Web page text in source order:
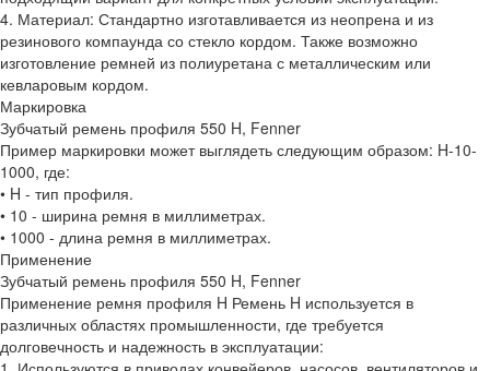
4. Материал: Стандартно изготавливается из неопрена и из
резинового компаунда со стекло кордом. Также возможно
изготовление ремней из полиуретана с металлическим или
кевларовым кордом.
Маркировка
Зубчатый ремень профиля 550 H, Fenner
Пример маркировки может выглядеть следующим образом: H-10-
1000, где:
• H - тип профиля.
• 10 - ширина ремня в миллиметрах.
• 1000 - длина ремня в миллиметрах.
Применение
Зубчатый ремень профиля 550 H, Fenner
Применение ремня профиля H Ремень H используется в
различных областях промышленности, где требуется
долговечность и надежность в эксплуатации: